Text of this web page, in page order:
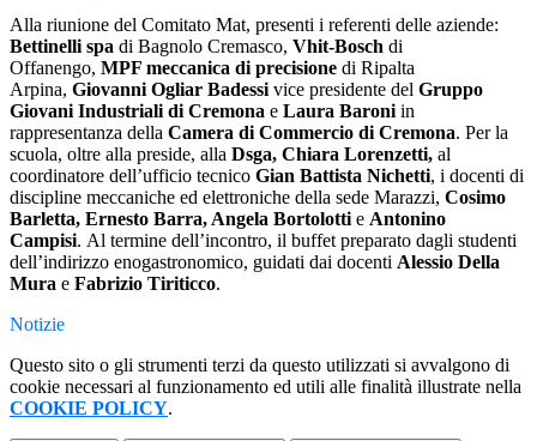
Alla riunione del Comitato Mat, presenti i referenti delle aziende:
Bettinelli spa di Bagnolo Cremasco, Vhit-Bosch di
Offanengo, MPF meccanica di precisione di Ripalta
Arpina, Giovanni Ogliar Badessi vice presidente del Gruppo
Giovani Industriali di Cremona e Laura Baroni in
rappresentanza della Camera di Commercio di Cremona. Per la
scuola, oltre alla preside, alla Dsga, Chiara Lorenzetti, al
coordinatore dell’ufficio tecnico Gian Battista Nichetti, i docenti di
discipline meccaniche ed elettroniche della sede Marazzi, Cosimo
Barletta, Ernesto Barra, Angela Bortolotti e Antonino
Campisi. Al termine dell’incontro, il buffet preparato dagli studenti
dell’indirizzo enogastronomico, guidati dai docenti Alessio Della
Mura e Fabrizio Tiriticco.
Notizie
Questo sito o gli strumenti terzi da questo utilizzati si avvalgono di
cookie necessari al funzionamento ed utili alle finalità illustrate nella
COOKIE POLICY.